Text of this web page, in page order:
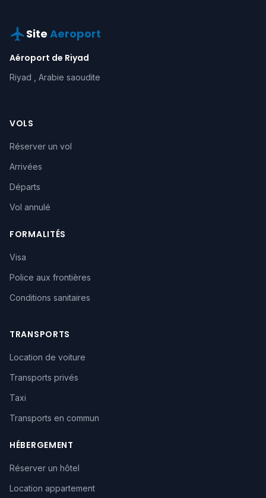
Site Aeroport
Aéroport de Riyad
Riyad , Arabie saoudite
VOLS
Réserver un vol
Arrivées
Départs
Vol annulé
FORMALITÉS
Visa
Police aux frontières
Conditions sanitaires
TRANSPORTS
Location de voiture
Transports privés
Taxi
Transports en commun
HÉBERGEMENT
Réserver un hôtel
Location appartement